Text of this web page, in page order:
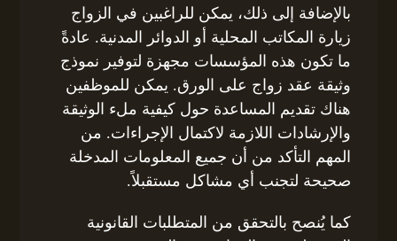
بالإضافة إلى ذلك، يمكن للراغبين في الزواج
زيارة المكاتب المحلية أو الدوائر المدنية. عادةً
ما تكون هذه المؤسسات مجهزة لتوفير نموذج
وثيقة عقد زواج على الورق. يمكن للموظفين
هناك تقديم المساعدة حول كيفية ملء الوثيقة
والإرشادات اللازمة لاكتمال الإجراءات. من
المهم التأكد من أن جميع المعلومات المدخلة
صحيحة لتجنب أي مشاكل مستقبلاً.
كما يُنصح بالتحقق من المتطلبات القانونية